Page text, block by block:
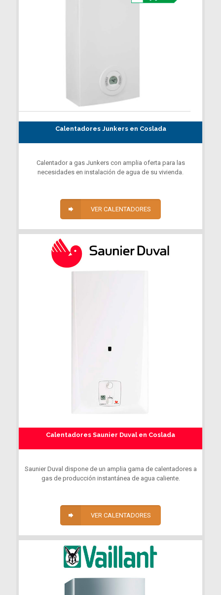
Calentadores Junkers en Coslada
Calentador a gas Junkers con amplia oferta para las
necesidades en instalación de agua de su vivienda.
VER CALENTADORES
Calentadores Saunier Duval en Coslada
Saunier Duval dispone de un amplia gama de calentadores a
gas de producción instantánea de agua caliente.
VER CALENTADORES